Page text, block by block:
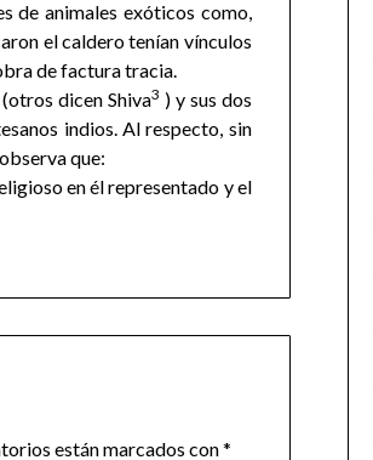
de animales exóticos como,
el caldero tenían vínculos
de factura tracia.
dicen Shiva3 ) y sus dos
indios. Al respecto, sin
que:
en él representado y el
están marcados con*